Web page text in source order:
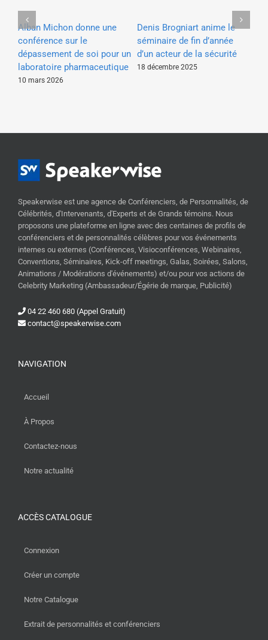
Alban Michon donne une
conférence sur le
dépassement de soi pour un
laboratoire pharmaceutique
10 mars 2026
Denis Brogniart anime le
séminaire de fin d’année
d’un acteur de la sécurité
18 décembre 2025
Speakerwise est une agence de Conférenciers, de Personnalités, de
Célébrités, d'Intervenants, d'Experts et de Grands témoins. Nous
proposons une plateforme en ligne avec des centaines de profils de
conférenciers et de personnalités célèbres pour vos événements
internes ou externes (Conférences, Visioconférences, Webinaires,
Conventions, Séminaires, Kick-off meetings, Galas, Soirées, Salons,
Animations / Modérations d'événements) et/ou pour vos actions de
Celebrity Marketing (Ambassadeur/Égérie de marque, Publicité)
04 22 460 680 (Appel Gratuit)
contact@speakerwise.com
NAVIGATION
Accueil
À Propos
Contactez-nous
Notre actualité
ACCÈS CATALOGUE
Connexion
Créer un compte
Notre Catalogue
Extrait de personnalités et conférenciers